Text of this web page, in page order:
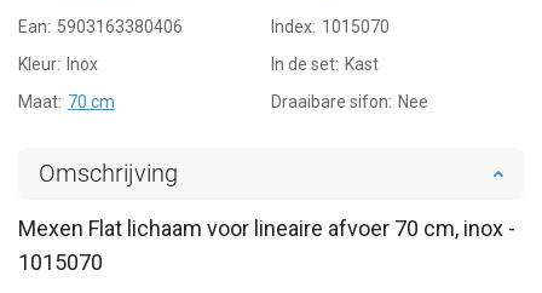
Ean: 5903163380406 Index: 1015070
Kleur: Inox In de set: Kast
Maat: 70 cm Draaibare sifon: Nee
Omschrijving
Mexen Flat lichaam voor lineaire afvoer 70 cm, inox -
1015070